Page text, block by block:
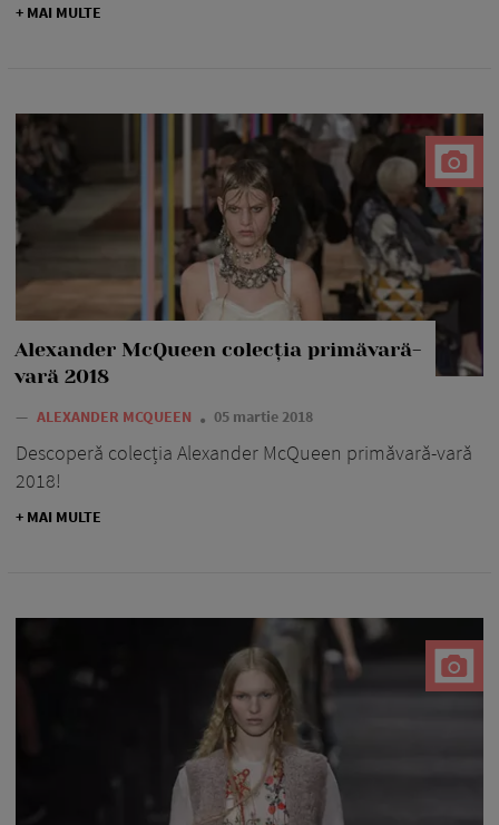
+ MAI MULTE
Alexander McQueen colecția primăvară-
vară 2018
— ALEXANDER MCQUEEN 05 martie 2018
Descoperă colecția Alexander McQueen primăvară-vară
2018!
+ MAI MULTE